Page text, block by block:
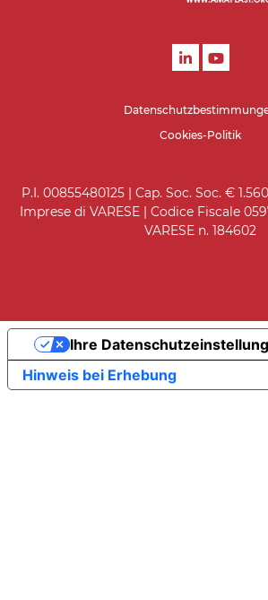
Cookies-Politik
P.I. 00855480125 | Cap. Soc. Soc. €
Imprese di VARESE | Codice Fiscale
VARESE n. 184602
Hinweis bei Erhebung
Ihre